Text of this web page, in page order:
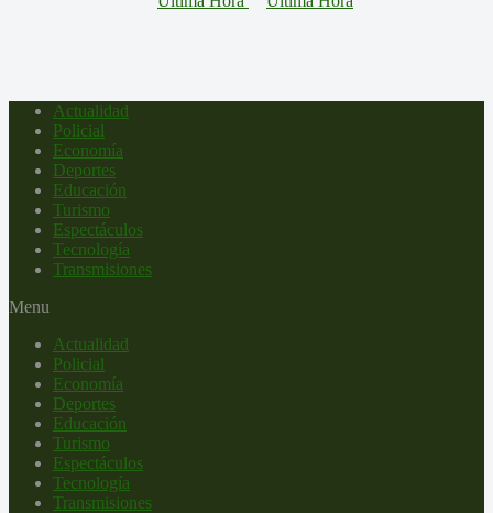
Actualidad
Policial
Economía
Deportes
Educación
Turismo
Espectáculos
Tecnología
Transmisiones
Menu
Actualidad
Policial
Economía
Deportes
Educación
Turismo
Espectáculos
Tecnología
Transmisiones